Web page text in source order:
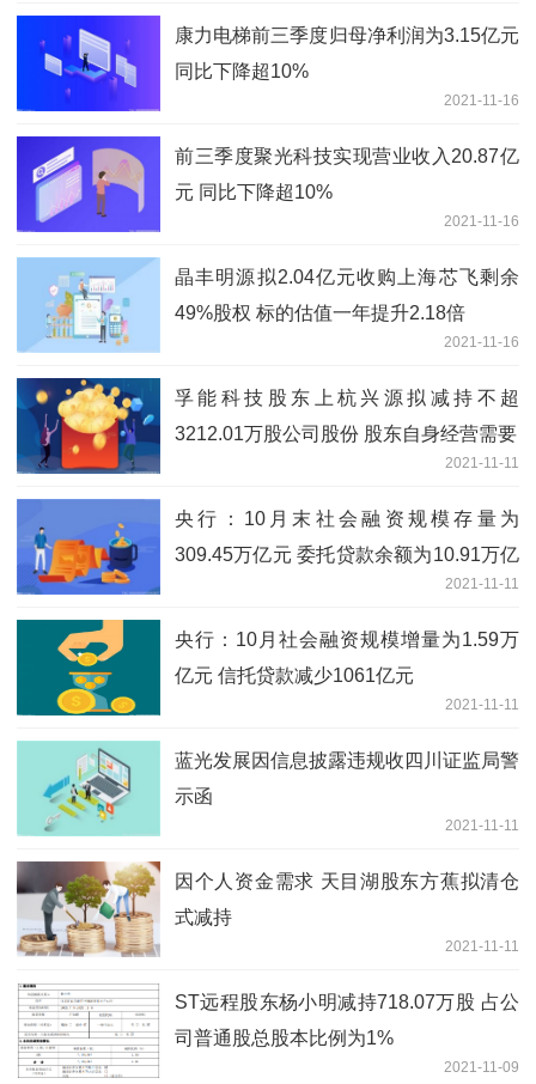
康力电梯前三季度归母净利润为3.15亿元
同比下降超10%
2021-11-16
前三季度聚光科技实现营业收入20.87亿
元 同比下降超10%
2021-11-16
晶丰明源拟2.04亿元收购上海芯飞剩余
49%股权 标的估值一年提升2.18倍
2021-11-16
孚能科技股东上杭兴源拟减持不超
3212.01万股公司股份 股东自身经营需要
2021-11-11
央行：10月末社会融资规模存量为
309.45万亿元 委托贷款余额为10.91万亿
2021-11-11
央行：10月社会融资规模增量为1.59万
亿元 信托贷款减少1061亿元
2021-11-11
蓝光发展因信息披露违规收四川证监局警
示函
2021-11-11
因个人资金需求 天目湖股东方蕉拟清仓
式减持
2021-11-11
ST远程股东杨小明减持718.07万股 占公
司普通股总股本比例为1%
2021-11-09